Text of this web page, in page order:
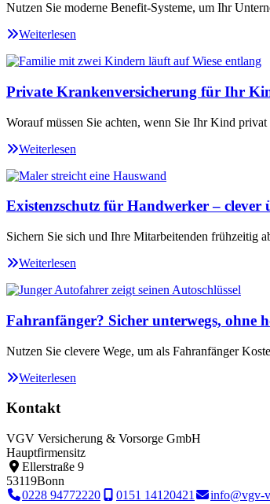
Nutzen Sie moderne Benefit-Systeme, um Ihr
Weiterlesen
Private Krankenversicherung für Ihr
Worauf müssen Sie achten, wenn Sie Ihr Kind privat
Weiterlesen
Existenzschutz für Handwerker – clever
Sichern Sie sich und Ihre Mitarbeitenden frühzeitig
Weiterlesen
Fahranfänger? Sicher unterwegs, ohne
Nutzen Sie clevere Wege, um als Fahranfänger
Weiterlesen
Kontakt
VGV Versicherung & Vorsorge GmbH
Hauptfirmensitz
Ellerstraße 9
53119Bonn
0228 94772220
0151 14120421 info@vgv-